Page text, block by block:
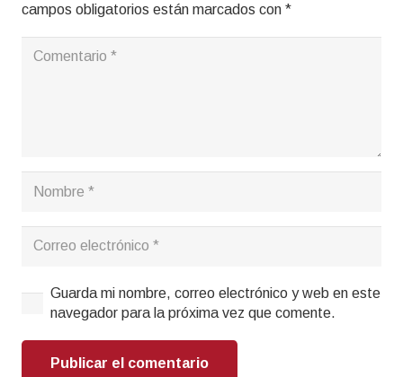
campos obligatorios están marcados con *
Guarda mi nombre, correo electrónico y web en este
navegador para la próxima vez que comente.
Publicar el comentario